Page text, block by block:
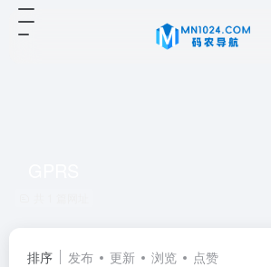
排序 发布 更新 浏览 点赞